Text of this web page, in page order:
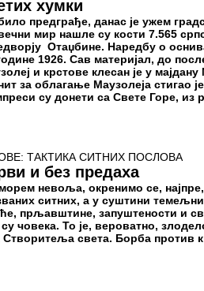
хумки
предграђе, данас је ужем
мир нашле су кости 7.565
Отаџбине. Наредбу о
1926. Сав материјал, до
и крстове клесан је у
за облагање Маузолеја стигао
су донети са Свете Горе, из
ТАКТИКА СИТНИХ ПОСЛОВА
и без предаха
невоља, окренимо се,
ситних, а у суштини
прљавштине, запуштености и
човека. То је, вероватно,
света. Борба против